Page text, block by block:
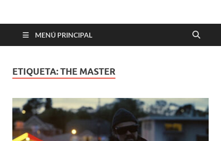
Cine maldito
MENÚ PRINCIPAL
ETIQUETA:THE MASTER